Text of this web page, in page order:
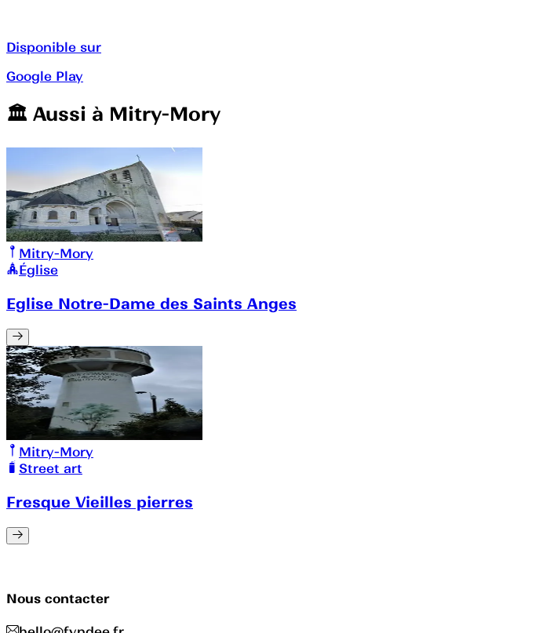
Disponible sur
Google Play
🏛️️ Aussi à Mitry-Mory
Mitry-Mory
Église
Eglise Notre-Dame des Saints Anges
Mitry-Mory
Street art
Fresque Vieilles pierres
Nous contacter